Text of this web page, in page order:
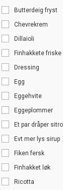
Butterdeig fryst
Chevrekrem
Dillaioli
Finhakkete friske
Dressing
Egg
Eggehvite
Eggeplommer
Et par dråper
Evt mer lys sirup
Fiken fersk
Finhakket løk
Ricotta